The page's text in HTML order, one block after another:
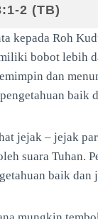
2 (TB)
kepada Roh
bobot lebih
dan
baik
jejak – jejak
suara Tuhan.
baik dan